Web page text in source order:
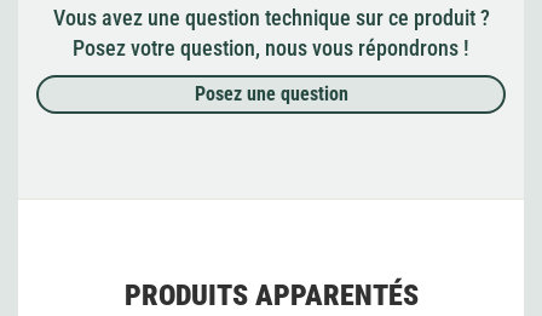
Vous avez une question technique sur ce produit ?
Posez votre question, nous vous répondrons !
Posez une question
PRODUITS APPARENTÉS